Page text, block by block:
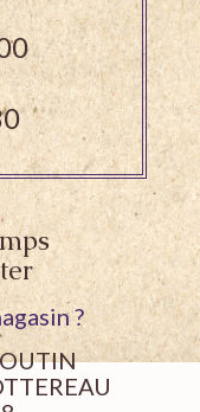
?